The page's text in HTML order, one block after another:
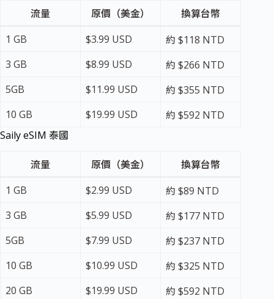
流量 原價（美金）
換算台幣
1 GB
$3.99 USD
約 $118 NTD
3 GB
$8.99 USD
約 $266 NTD
5GB
$11.99 USD
約 $355 NTD
10 GB
$19.99 USD
約 $592 NTD
Saily eSIM 泰國
流量 原價（美金）
換算台幣
1 GB
$2.99 USD
約 $89 NTD
3 GB
$5.99 USD
約 $177 NTD
5GB
$7.99 USD
約 $237 NTD
10 GB
$10.99 USD
約 $325 NTD
20 GB
$19.99 USD
約 $592 NTD